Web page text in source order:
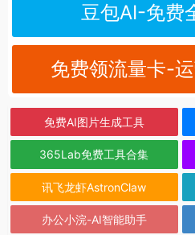
豆包AI-免费
免费领流量卡-
免费AI图片生成工具
365Lab免费工具合集
讯飞龙虾AstronClaw
办公小浣-AI智能助手